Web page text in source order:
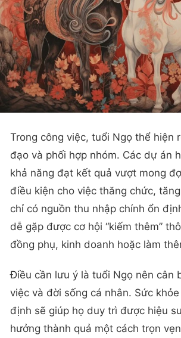
Trong công việc, tuổi Ngọ thể hiện
đạo và phối hợp nhóm. Các dự án
khả năng đạt kết quả vượt mong
điều kiện cho việc thăng chức,
chỉ có nguồn thu nhập chính ổn
dễ gặp được cơ hội “kiếm thêm”
đồng phụ, kinh doanh hoặc làm
Điều cần lưu ý là tuổi Ngọ nên cân
việc và đời sống cá nhân. Sức
định sẽ giúp họ duy trì được hiệu
hưởng thành quả một cách trọn